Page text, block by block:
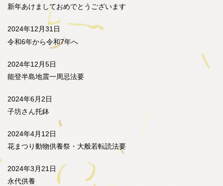
新年あけましておめでとうございます
2024年12月31日
令和6年から令和7年へ
2024年12月5日
能登半島地震一周忌法要
2024年6月2日
子坊さん托鉢
2024年4月12日
花まつり動物供養祭・大般若転読法要
2024年3月21日
永代供養